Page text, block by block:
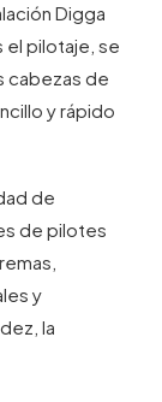
Digga
el pilotaje, se
cabezas de
y rápido
de
de pilotes
y
la